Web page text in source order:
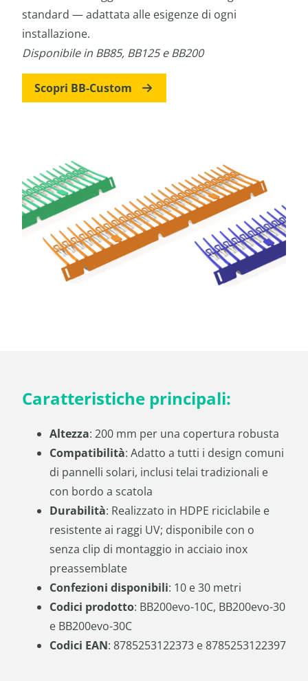
standard — adattata alle esigenze di ogni
installazione.
Disponibile in BB85, BB125 e BB200
Scopri BB-Custom
Caratteristiche principali:
Altezza: 200 mm per una copertura robusta
Compatibilità: Adatto a tutti i design comuni
di pannelli solari, inclusi telai tradizionali e
con bordo a scatola
Durabilità: Realizzato in HDPE riciclabile e
resistente ai raggi UV; disponibile con o
senza clip di montaggio in acciaio inox
preassemblate
Confezioni disponibili: 10 e 30 metri
Codici prodotto: BB200evo-10C, BB200evo-30
e BB200evo-30C
Codici EAN: 8785253122373 e 8785253122397